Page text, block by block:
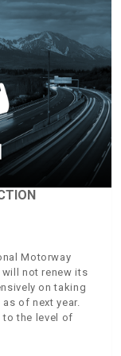
Motorway
will not renew its
on taking
of next year.
the level of